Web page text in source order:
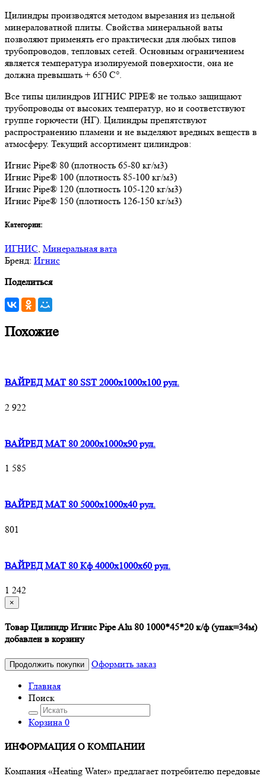
Цилиндры производятся методом вырезания из цельной
минераловатной плиты. Свойства минеральной ваты
позволяют применять его практически для любых типов
трубопроводов, тепловых сетей. Основным ограничением
является температура изолируемой поверхности, она не
должна превышать + 650 C°.
Все типы цилиндров ИГНИС PIPE® не только защищают
трубопроводы от высоких температур, но и соответствуют
группе горючести (НГ). Цилиндры препятствуют
распространению пламени и не выделяют вредных веществ в
атмосферу. Текущий ассортимент цилиндров:
Игнис Pipe® 80 (плотность 65-80 кг/м3)
Игнис Pipe® 100 (плотность 85-100 кг/м3)
Игнис Pipe® 120 (плотность 105-120 кг/м3)
Игнис Pipe® 150 (плотность 126-150 кг/м3)
Категории:
ИГНИС, Минеральная вата
Бренд: Игнис
Поделиться
Похожие
ВАЙРЕД МАТ 80 SST 2000x1000x100 рул.
2 922
ВАЙРЕД МАТ 80 2000x1000x90 рул.
1 585
ВАЙРЕД МАТ 80 5000x1000x40 рул.
801
ВАЙРЕД МАТ 80 Кф 4000x1000x60 рул.
1 242
×
Товар Цилиндр Игнис Pipe Alu 80 1000*45*20 к/ф (упак=34м)
добавлен в корзину
Продолжить покупки
Оформить заказ
Главная
Поиск
Корзина 0
ИНФОРМАЦИЯ О КОМПАНИИ
Компания «Heating Water» предлагает потребителю передовые